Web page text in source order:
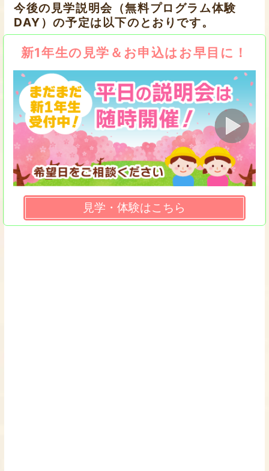
今後の見学説明会（無料プログラム体験
DAY）の予定は以下のとおりです。
新1年生の見学＆お申込はお早目に！
見学・体験はこちら